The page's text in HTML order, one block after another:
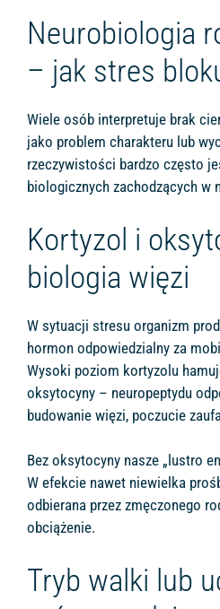
Neurobiologia
– jak stres
Wiele osób interpretuje brak
jako problem charakteru lub
rzeczywistości bardzo często
biologicznych zachodzących w
Kortyzol i
biologia więzi
W sytuacji stresu organizm
hormon odpowiedzialny za
Wysoki poziom kortyzolu
oksytocyny – neuropeptydu
budowanie więzi, poczucie
Bez oksytocyny nasze „lustro
W efekcie nawet niewielka
odbierana przez zmęczonego
obciążenie.
Tryb walki lub